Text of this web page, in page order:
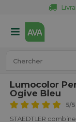
Lumocolor
Ogive Bleu
5/5
STAEDTLER